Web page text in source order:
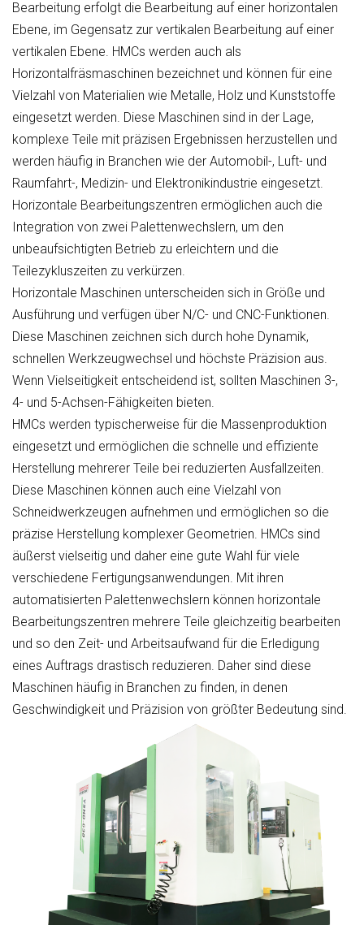
Bearbeitung erfolgt die Bearbeitung auf einer horizontalen
Ebene, im Gegensatz zur vertikalen Bearbeitung auf einer
vertikalen Ebene. HMCs werden auch als
Horizontalfräsmaschinen bezeichnet und können für eine
Vielzahl von Materialien wie Metalle, Holz und Kunststoffe
eingesetzt werden. Diese Maschinen sind in der Lage,
komplexe Teile mit präzisen Ergebnissen herzustellen und
werden häufig in Branchen wie der Automobil-, Luft- und
Raumfahrt-, Medizin- und Elektronikindustrie eingesetzt.
Horizontale Bearbeitungszentren ermöglichen auch die
Integration von zwei Palettenwechslern, um den
unbeaufsichtigten Betrieb zu erleichtern und die
Teilezykluszeiten zu verkürzen.
Horizontale Maschinen unterscheiden sich in Größe und
Ausführung und verfügen über N/C- und CNC-Funktionen.
Diese Maschinen zeichnen sich durch hohe Dynamik,
schnellen Werkzeugwechsel und höchste Präzision aus.
Wenn Vielseitigkeit entscheidend ist, sollten Maschinen 3-,
4- und 5-Achsen-Fähigkeiten bieten.
HMCs werden typischerweise für die Massenproduktion
eingesetzt und ermöglichen die schnelle und effiziente
Herstellung mehrerer Teile bei reduzierten Ausfallzeiten.
Diese Maschinen können auch eine Vielzahl von
Schneidwerkzeugen aufnehmen und ermöglichen so die
präzise Herstellung komplexer Geometrien. HMCs sind
äußerst vielseitig und daher eine gute Wahl für viele
verschiedene Fertigungsanwendungen. Mit ihren
automatisierten Palettenwechslern können horizontale
Bearbeitungszentren mehrere Teile gleichzeitig bearbeiten
und so den Zeit- und Arbeitsaufwand für die Erledigung
eines Auftrags drastisch reduzieren. Daher sind diese
Maschinen häufig in Branchen zu finden, in denen
Geschwindigkeit und Präzision von größter Bedeutung sind.